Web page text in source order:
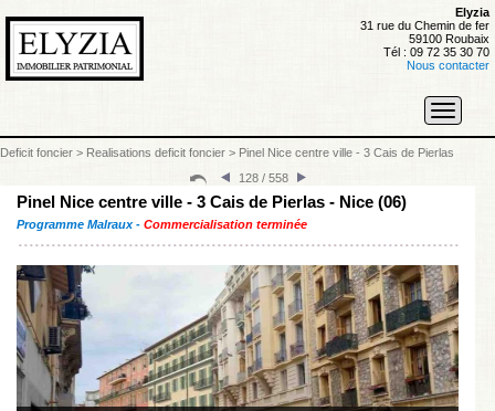
Elyzia
31 rue du Chemin de fer
59100 Roubaix
Tél : 09 72 35 30 70
Nous contacter
Toggle
Deficit foncier > Realisations deficit foncier > Pinel Nice centre ville - 3 Cais de Pierlas
128 / 558
Pinel Nice centre ville - 3 Cais de Pierlas - Nice (06)
Programme Malraux - Commercialisation terminée